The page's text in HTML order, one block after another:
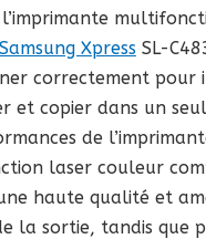
Samsung XpressSL-
correctement pour
et copier dans un
de
laser couleur
haute qualité et
la sortie, tandis que